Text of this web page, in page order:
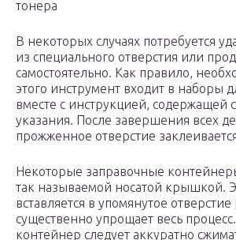
тонера
В некоторых случаях потребуется
из специального отверстия или
самостоятельно. Как правило,
этого инструмент входит в наборы
вместе с инструкцией, содержащей
указания. После завершения всех
прожженное отверстие
Некоторые заправочные
так называемой носатой крышкой.
вставляется в упомянутое
существенно упрощает весь
контейнер следует аккуратно